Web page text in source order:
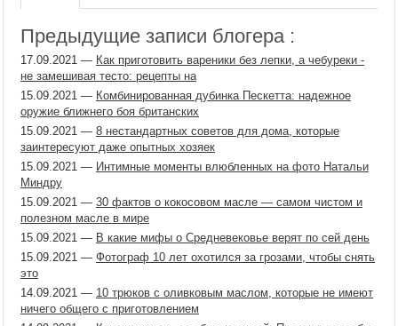
Предыдущие записи блогера :
17.09.2021 — Как приготовить вареники без лепки, а чебуреки -
не замешивая тесто: рецепты на
15.09.2021 — Комбинированная дубинка Пескетта: надежное
оружие ближнего боя британских
15.09.2021 — 8 нестандартных советов для дома, которые
заинтересуют даже опытных хозяек
15.09.2021 — Интимные моменты влюбленных на фото Натальи
Миндру
15.09.2021 — 30 фактов о кокосовом масле — самом чистом и
полезном масле в мире
15.09.2021 — В какие мифы о Средневековье верят по сей день
15.09.2021 — Фотограф 10 лет охотился за грозами, чтобы снять
это
14.09.2021 — 10 трюков с оливковым маслом, которые не имеют
ничего общего с приготовлением